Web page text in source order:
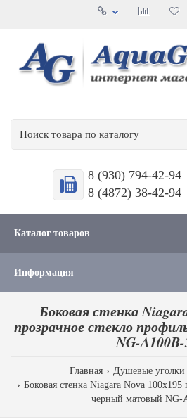
8 (930) 794-42-94
8 (4872) 38-42-94
Каталог товаров
Информация
Боковая стенка
прозрачное стекло
NG-
Главная
Душевые уголки
Боковая стенка Niagara Nova 100х195
черный матовый NG-